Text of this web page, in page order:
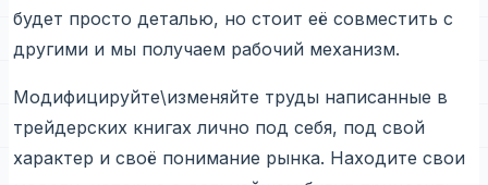
будет просто деталью, но стоит её совместить с
другими и мы получаем рабочий механизм.
Модифицируйте\изменяйте труды написанные в
трейдерских книгах лично под себя, под свой
характер и своё понимание рынка. Находите свои